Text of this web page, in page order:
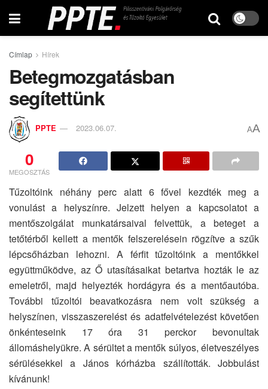
Címlap Hírek
Betegmozgatásban
segítettünk
PPTE 2023.06.07. AA
0
MEGOSZTÁS
Tűzoltóink néhány perc alatt 6 fővel kezdték meg a
vonulást a helyszínre. Jelzett helyen a kapcsolatot a
mentőszolgálat munkatársaival felvettük, a beteget a
tetőtérből kellett a mentők felszerelésein rögzítve a szűk
lépcsőházban lehozni. A férfit tűzoltóink a mentőkkel
együttműködve, az Ő utasításaikat betartva hozták le az
emeletről, majd helyezték hordágyra és a mentőautóba.
További tűzoltói beavatkozásra nem volt szükség a
helyszínen, visszaszerelést és adatfelvételezést követően
önkénteseink 17 óra 31 perckor bevonultak
állomáshelyükre. A sérültet a mentők súlyos, életveszélyes
sérülésekkel a János kórházba szállították. Jobbulást
kívánunk!